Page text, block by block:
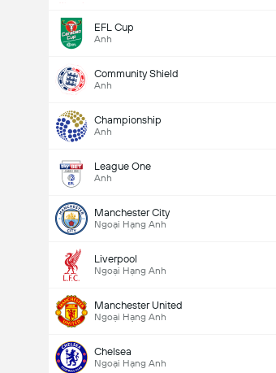
EFL Cup
Anh
Community Shield
Anh
Championship
Anh
League One
Anh
Manchester City
Ngoại Hạng Anh
Liverpool
Ngoại Hạng Anh
Manchester United
Ngoại Hạng Anh
Chelsea
Ngoại Hạng Anh